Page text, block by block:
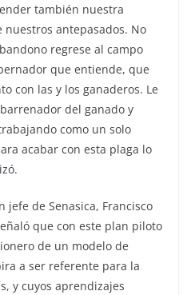
también nuestra
antepasados. No
regrese al campo
que entiende, que
con las y los ganaderos. Le
del ganado y
como un solo
acabar con esta plaga lo
jefe de Senasica, Francisco
que con este plan piloto
de un modelo de
a ser referente para la
y cuyos aprendizajes